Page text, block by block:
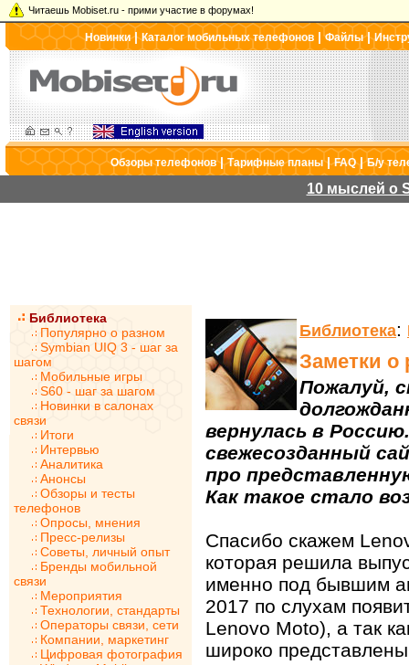
Читаешь Mobiset.ru - прими участие в форумах!
Новинки|Каталог мобильных телефонов |Файлы|
Обзоры телефонов|Тарифные планы|FAQ|Б/у
10 мыслей о
Библиотека
Популярно о разном
Symbian UIQ 3 - шаг за
шагом
Мобильные игры
S60 - шаг за шагом
Новинки в салонах
связи
Итоги
Интервью
Аналитика
Анонсы
Обзоры и тесты
телефонов
Опросы, мнения
Пресс-релизы
Советы, личный опыт
Бренды мобильной
связи
Мероприятия
Технологии, стандарты
Операторы связи, сети
Компании, маркетинг
Цифровая фотография
Библиотека:
Заметки о
Пожалуй,
вернулась в
свежесозданный
про
Как такое стало
Спасибо скажем
которая решила
именно под бывшим
2017 по слухам
Lenovo Moto), а так
широко